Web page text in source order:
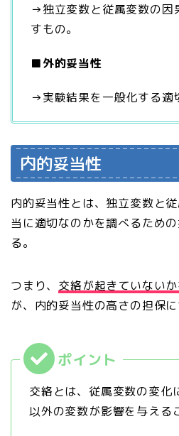
→独立変数と従属変数の因
すもの。
■外的妥当性
→実験結果を一般化する適
内的妥当性
内的妥当性とは、独立変数と
当に適切なのかを調べるため
る。
つまり、 交絡が起きていない
が、内的妥当性の高さの担保に
交絡とは、従属変数の変化
以外の変数が影響を与える